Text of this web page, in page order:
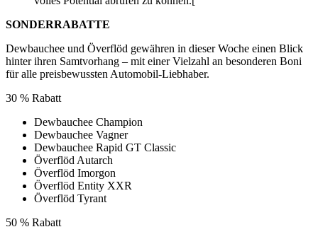
SONDERRABATTE
Dewbauchee und Överflöd gewähren in dieser Woche einen Blick
hinter ihren Samtvorhang – mit einer Vielzahl an besonderen Boni
für alle preisbewussten Automobil-Liebhaber.
30 % Rabatt
Dewbauchee Champion
Dewbauchee Vagner
Dewbauchee Rapid GT Classic
Överflöd Autarch
Överflöd Imorgon
Överflöd Entity XXR
Överflöd Tyrant
50 % Rabatt